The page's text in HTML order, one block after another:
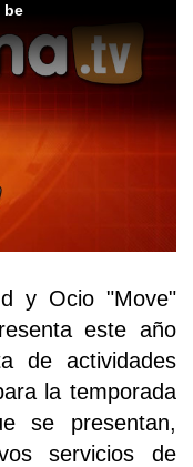
be
y Ocio "Move"
este año
de actividades
la temporada
se presentan,
servicios de